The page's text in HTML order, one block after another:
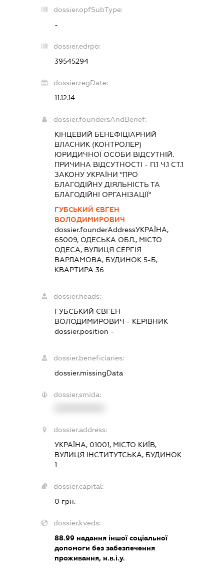
dossier.opfSubType:
-
dossier.edrpo:
39545294
dossier.regDate:
11.12.14
dossier.foundersAndBenef:
КІНЦЕВИЙ БЕНЕФІЦІАРНИЙ
ВЛАСНИК (КОНТРОЛЕР)
ЮРИДИЧНОЇ ОСОБИ ВІДСУТНІЙ.
ПРИЧИНА ВІДСУТНОСТІ - П.1 Ч.1 СТ.1
ЗАКОНУ УКРАЇНИ "ПРО
БЛАГОДІЙНУ ДІЯЛЬНІСТЬ ТА
БЛАГОДІЙНІ ОРГАНІЗАЦІЇ"
ГУБСЬКИЙ ЄВГЕН
ВОЛОДИМИРОВИЧ
dossier.founderAddressУКРАЇНА,
65009, ОДЕСЬКА ОБЛ., МІСТО
ОДЕСА, ВУЛИЦЯ СЕРГІЯ
ВАРЛАМОВА, БУДИНОК 5-Б,
КВАРТИРА 36
dossier.heads:
ГУБСЬКИЙ ЄВГЕН
ВОЛОДИМИРОВИЧ - КЕРІВНИК
dossier.position -
dossier.beneficiaries:
dossier.missingData
dossier.smida:
dossier.address:
УКРАЇНА, 01001, МІСТО КИЇВ,
ВУЛИЦЯ ІНСТИТУТСЬКА, БУДИНОК
1
dossier.capital:
0 грн.
dossier.kveds:
88.99надання іншої соціальної
допомоги без забезпечення
проживання, н.в.і.у.